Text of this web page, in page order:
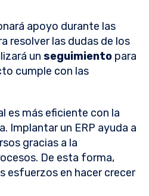
apoyo durante las
resolver las dudas de los
un seguimiento para
cumple con las
es más eficiente con la
Implantar un ERP ayuda a
gracias a la
De esta forma,
esfuerzos en hacer crecer